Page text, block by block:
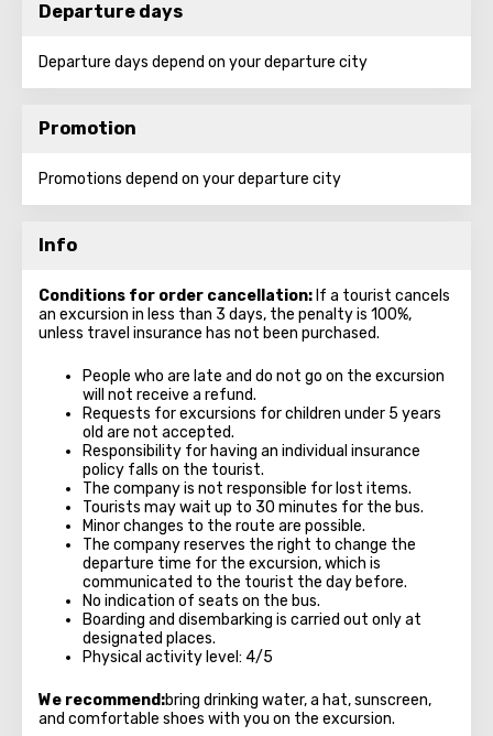
Departure days
Departure days depend on your departure city
Promotion
Promotions depend on your departure city
Info
Conditions for order cancellation: If a tourist cancels
an excursion in less than 3 days, the penalty is 100%,
unless travel insurance has not been purchased.
People who are late and do not go on the excursion
will not receive a refund.
Requests for excursions for children under 5 years
old are not accepted.
Responsibility for having an individual insurance
policy falls on the tourist.
The company is not responsible for lost items.
Tourists may wait up to 30 minutes for the bus.
Minor changes to the route are possible.
The company reserves the right to change the
departure time for the excursion, which is
communicated to the tourist the day before.
No indication of seats on the bus.
Boarding and disembarking is carried out only at
designated places.
Physical activity level: 4/5
We recommend:bring drinking water, a hat, sunscreen,
and comfortable shoes with you on the excursion.